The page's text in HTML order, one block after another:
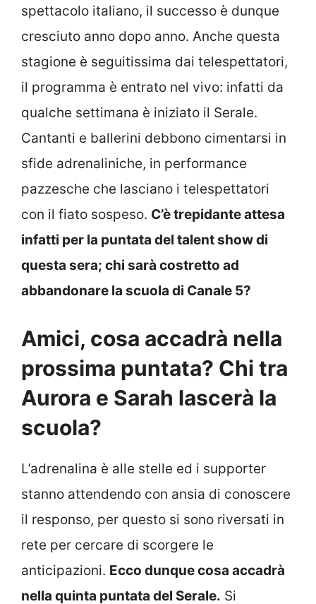
spettacolo italiano, il successo è dunque
cresciuto anno dopo anno. Anche questa
stagione è seguitissima dai telespettatori,
il programma è entrato nel vivo: infatti da
qualche settimana è iniziato il Serale.
Cantanti e ballerini debbono cimentarsi in
sfide adrenaliniche, in performance
pazzesche che lasciano i telespettatori
con il fiato sospeso. C’è trepidante attesa
infatti per la puntata del talent show di
questa sera; chi sarà costretto ad
abbandonare la scuola di Canale 5?
Amici, cosa accadrà nella
prossima puntata? Chi tra
Aurora e Sarah lascerà la
scuola?
L’adrenalina è alle stelle ed i supporter
stanno attendendo con ansia di conoscere
il responso, per questo si sono riversati in
rete per cercare di scorgere le
anticipazioni. Ecco dunque cosa accadrà
nella quinta puntata del Serale. Si